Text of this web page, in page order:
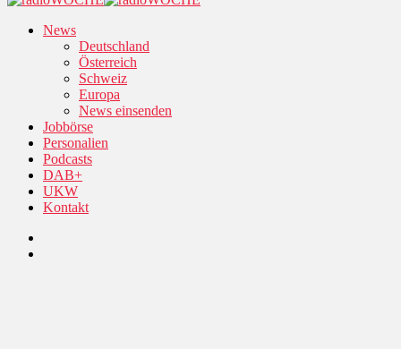
News
Deutschland
Österreich
Schweiz
Europa
News einsenden
Jobbörse
Personalien
Podcasts
DAB+
UKW
Kontakt